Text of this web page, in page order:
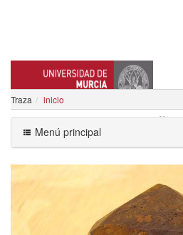
MATIAS RAJA BAÑO
Traza inicio
Menú principal